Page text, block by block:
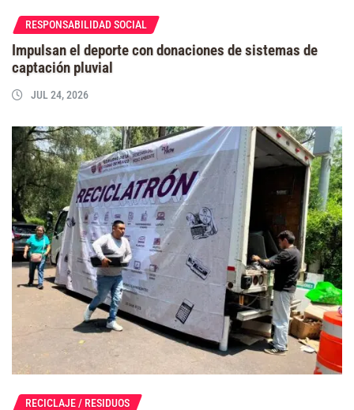
RESPONSABILIDAD SOCIAL
Impulsan el deporte con donaciones de sistemas de
captación pluvial
JUL 24, 2026
RECICLAJE / RESIDUOS